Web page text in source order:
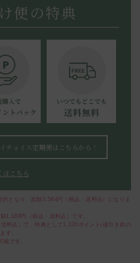
便の特典
チョイス定期便はこちらから！
はこちら
となり、総額3,564円（税込・送料込）になりま
1,188円（税込・送料込）です。
料込）で、特典として1,320ポイント(値引き前の
す。
能です。